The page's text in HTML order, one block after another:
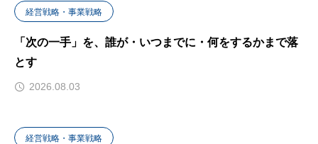
経営戦略・事業戦略
「次の一手」を、誰が・いつまでに・何をするかまで落
とす
2026.08.03
経営戦略・事業戦略